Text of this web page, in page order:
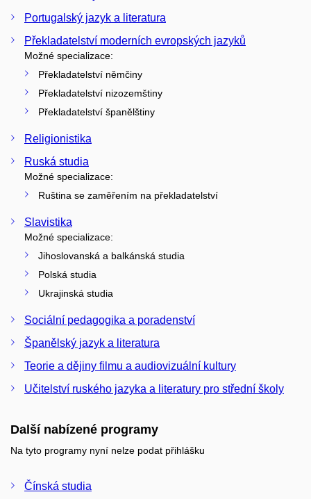
Portugalský jazyk a literatura
Překladatelství moderních evropských jazyků
Možné specializace:
Překladatelství němčiny
Překladatelství nizozemštiny
Překladatelství španělštiny
Religionistika
Ruská studia
Možné specializace:
Ruština se zaměřením na překladatelství
Slavistika
Možné specializace:
Jihoslovanská a balkánská studia
Polská studia
Ukrajinská studia
Sociální pedagogika a poradenství
Španělský jazyk a literatura
Teorie a dějiny filmu a audiovizuální kultury
Učitelství ruského jazyka a literatury pro střední školy
Další nabízené programy
Na tyto programy nyní nelze podat přihlášku
Čínská studia